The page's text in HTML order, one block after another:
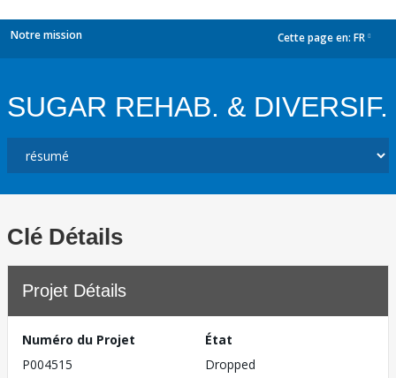
Notre mission Cette page en: FR
SUGAR REHAB. & DIVERSIF.
Clé Détails
Projet Détails
Numéro du Projet
P004515
État
Dropped